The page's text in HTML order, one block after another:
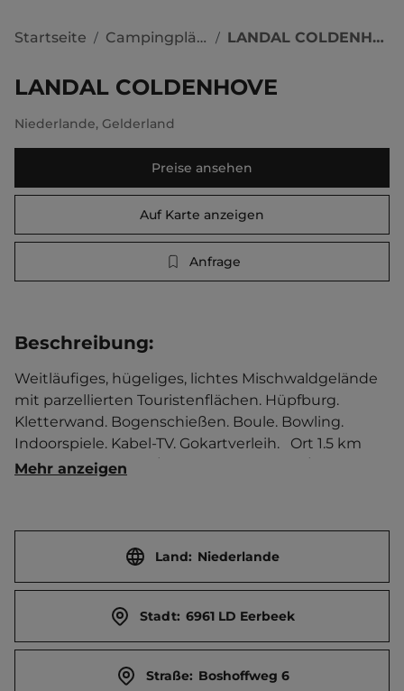
Startseite / Campingplätze / LANDAL COLDENHOVE
LANDAL COLDENHOVE
Niederlande, Gelderland
Preise ansehen
Auf Karte anzeigen
Anfrage
Beschreibung:
Weitläufiges, hügeliges, lichtes Mischwaldgelände
mit parzellierten Touristenflächen. Hüpfburg.
Kletterwand. Bogenschießen. Boule. Bowling.
Indoorspiele. Kabel-TV. Gokartverleih.   Ort 1.5 km
entfernt. Touristen-/Dauerstellplätze 180/0.
Mehr anzeigen
Land: Niederlande
Stadt: 6961 LD Eerbeek
Straße: Boshoffweg 6